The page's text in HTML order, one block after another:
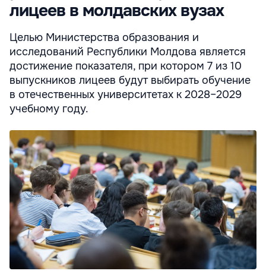
лицеев в молдавских вузах
Целью Министерства образования и
исследований Республики Молдова является
достижение показателя, при котором 7 из 10
выпускников лицеев будут выбирать обучение
в отечественных университетах к 2028–2029
учебному году.